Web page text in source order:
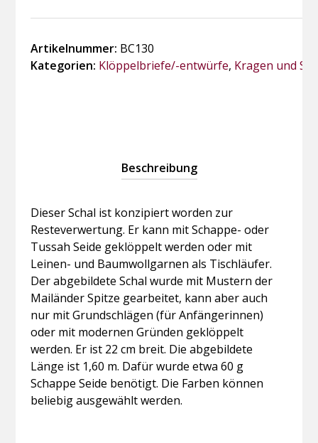
Artikelnummer: BC130
Kategorien: Klöppelbriefe/-entwürfe, Kragen und
Beschreibung
Dieser Schal ist konzipiert worden zur
Resteverwertung. Er kann mit Schappe- oder
Tussah Seide geklöppelt werden oder mit
Leinen- und Baumwollgarnen als Tischläufer.
Der abgebildete Schal wurde mit Mustern der
Mailänder Spitze gearbeitet, kann aber auch
nur mit Grundschlägen (für Anfängerinnen)
oder mit modernen Gründen geklöppelt
werden. Er ist 22 cm breit. Die abgebildete
Länge ist 1,60 m. Dafür wurde etwa 60 g
Schappe Seide benötigt. Die Farben können
beliebig ausgewählt werden.